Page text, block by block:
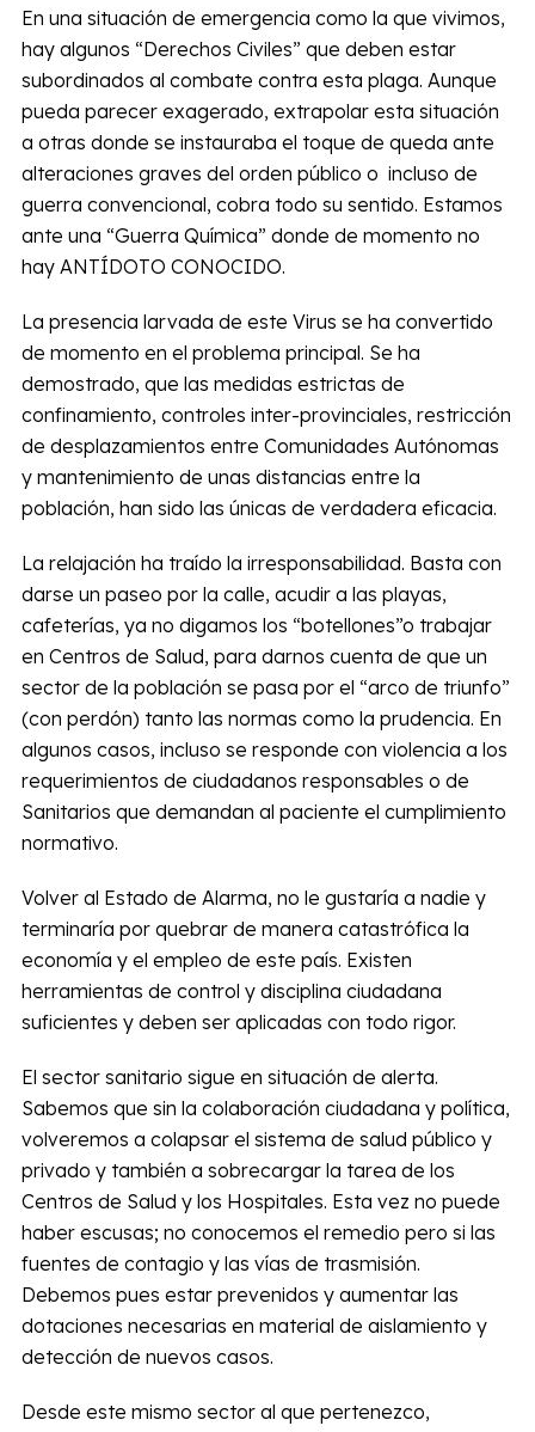
En una situación de emergencia como la que vivimos,
hay algunos “Derechos Civiles” que deben estar
subordinados al combate contra esta plaga. Aunque
pueda parecer exagerado, extrapolar esta situación
a otras donde se instauraba el toque de queda ante
alteraciones graves del orden público o incluso de
guerra convencional, cobra todo su sentido. Estamos
ante una “Guerra Química” donde de momento no
hay ANTÍDOTO CONOCIDO.
La presencia larvada de este Virus se ha convertido
de momento en el problema principal. Se ha
demostrado, que las medidas estrictas de
confinamiento, controles inter-provinciales, restricción
de desplazamientos entre Comunidades Autónomas
y mantenimiento de unas distancias entre la
población, han sido las únicas de verdadera eficacia.
La relajación ha traído la irresponsabilidad. Basta con
darse un paseo por la calle, acudir a las playas,
cafeterías, ya no digamos los “botellones”o trabajar
en Centros de Salud, para darnos cuenta de que un
sector de la población se pasa por el “arco de triunfo”
(con perdón) tanto las normas como la prudencia. En
algunos casos, incluso se responde con violencia a los
requerimientos de ciudadanos responsables o de
Sanitarios que demandan al paciente el cumplimiento
normativo.
Volver al Estado de Alarma, no le gustaría a nadie y
terminaría por quebrar de manera catastrófica la
economía y el empleo de este país. Existen
herramientas de control y disciplina ciudadana
suficientes y deben ser aplicadas con todo rigor.
El sector sanitario sigue en situación de alerta.
Sabemos que sin la colaboración ciudadana y política,
volveremos a colapsar el sistema de salud público y
privado y también a sobrecargar la tarea de los
Centros de Salud y los Hospitales. Esta vez no puede
haber escusas; no conocemos el remedio pero si las
fuentes de contagio y las vías de trasmisión.
Debemos pues estar prevenidos y aumentar las
dotaciones necesarias en material de aislamiento y
detección de nuevos casos.
Desde este mismo sector al que pertenezco,